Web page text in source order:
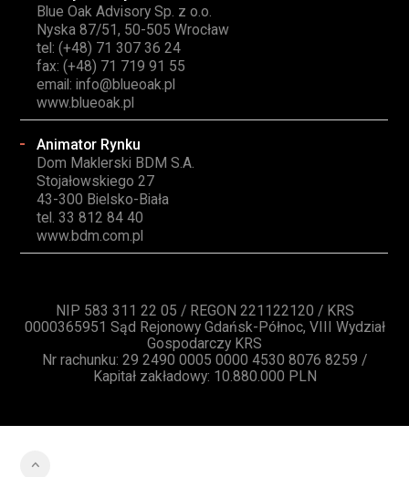
Blue Oak Advisory Sp. z o.o.
Nyska 87/51, 50-505 Wrocław
tel: (+48) 71 307 36 24
fax: (+48) 71 719 91 55
email:info@blueoak.pl
www.blueoak.pl
Animator Rynku
Dom Maklerski BDM S.A.
Stojałowskiego 27
43-300 Bielsko-Biała
tel. 33 812 84 40
www.bdm.com.pl
NIP 583 311 22 05 / REGON 221122120 / KRS
0000365951 Sąd Rejonowy Gdańsk-Północ, VIII Wydział
Gospodarczy KRS
Nr rachunku: 29 2490 0005 0000 4530 8076 8259 /
Kapitał zakładowy: 10.880.000 PLN